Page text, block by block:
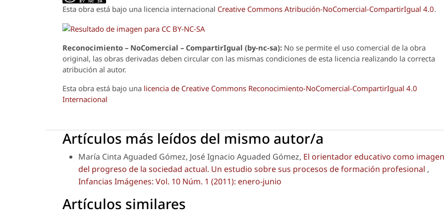
Esta obra está bajo una licencia internacional Creative Commons Atribución-NoComercial-CompartirIgual 4.0.
Reconocimiento – NoComercial – CompartirIgual (by-nc-sa): No se permite el uso comercial de la obra
original, las obras derivadas deben circular con las mismas condiciones de esta licencia realizando la correcta
atribución al autor.
Esta obra está bajo una licencia de Creative Commons Reconocimiento-NoComercial-CompartirIgual 4.0
Internacional
Artículos más leídos del mismo autor/a
María Cinta Aguaded Gómez, José Ignacio Aguaded Gómez, El orientador educativo como imagen
del progreso de la sociedad actual. Un estudio sobre sus procesos de formación profesional ,
Infancias Imágenes: Vol. 10 Núm. 1 (2011): enero-junio
Artículos similares